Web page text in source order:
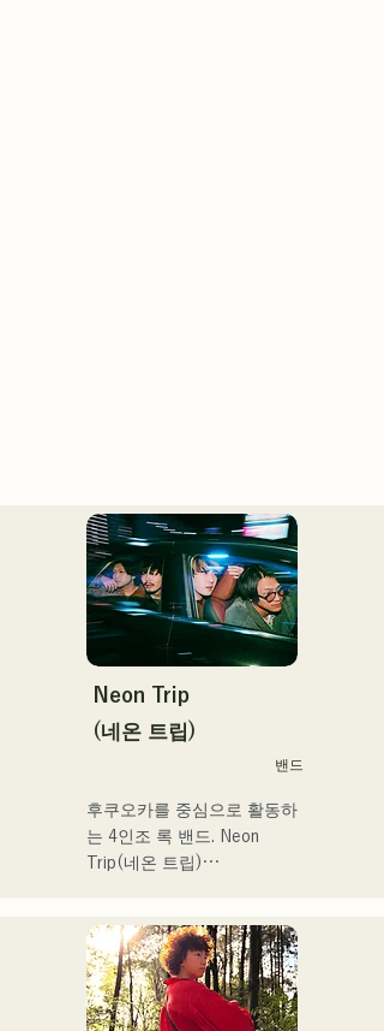
Neon Trip
(네온 트립)
밴드
후쿠오카를 중심으로 활동하
는 4인조 록 밴드. Neon
Trip(네온 트립)
가요록의 에센스가 Vo&Gt.
가미야 유우마의 윤기가 있
는 가성으로 향수를 느끼는